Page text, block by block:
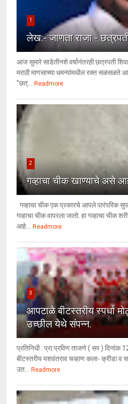
1
लेख:- जाणता राजा -
आज सुमारे साडेतीनशे वर्षानंतरही छत्रपती
मराठी माणसाच्या धमन्यांमधील रक्त
"छत्... Readmore
2
गव्हाचा चीक खाण्याचे असे
गव्हाचा चीक एक प्रकारचे आपले पारंपरिक
गव्हाचा चीक वापरला जातो. हा गव्हाचा चीक
आहे... Readmore
3
आपटाळे बीटस्तरीय स्पर्धा
उच्छील येथे संपन्न.
प्रतिनिधी : प्रा.प्रविण ताजणे ( सर )
बीटस्तरीय यशवंतराव चव्हाण कला- क्रीडा व
उत... Readmore